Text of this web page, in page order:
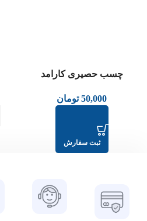
چسب حصیری کارامد
50,000 تومان
ثبت سفارش